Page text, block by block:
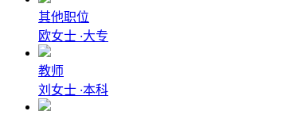
其他职位
欧女士 ·大专
教师
刘女士 ·本科